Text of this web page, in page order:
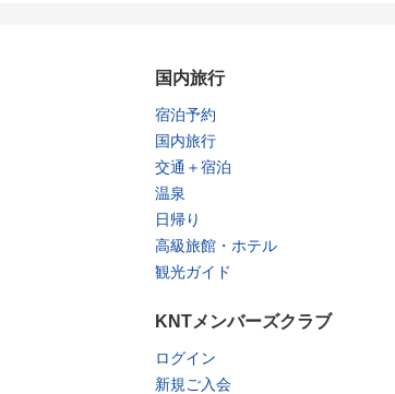
国内旅行
宿泊予約
国内旅行
交通＋宿泊
温泉
日帰り
高級旅館・ホテル
観光ガイド
KNTメンバーズクラブ
ログイン
新規ご入会